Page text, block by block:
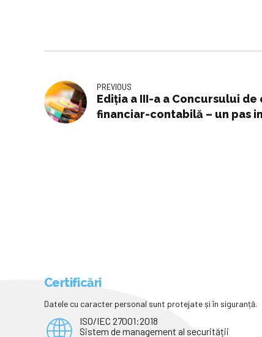
PREVIOUS
Ediția a III-a a Concursului
financiar-contabilă – un pas
Certificări
Datele cu caracter personal sunt protejate și în siguranță.
ISO/IEC 27001:2018
Sistem de management al securității